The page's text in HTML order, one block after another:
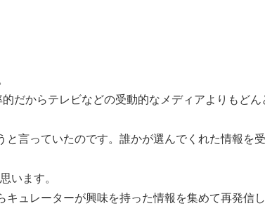
だからテレビなどの受動的なメディアよりもどん
言っていたのです。誰かが選んでくれた情報を
います。
ュレーターが興味を持った情報を集めて再発信